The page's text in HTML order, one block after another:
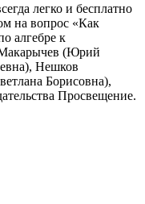
легко и бесплатно
на вопрос «Как
алгебре к
(Юрий
Нешков
Борисовна),
Просвещение.